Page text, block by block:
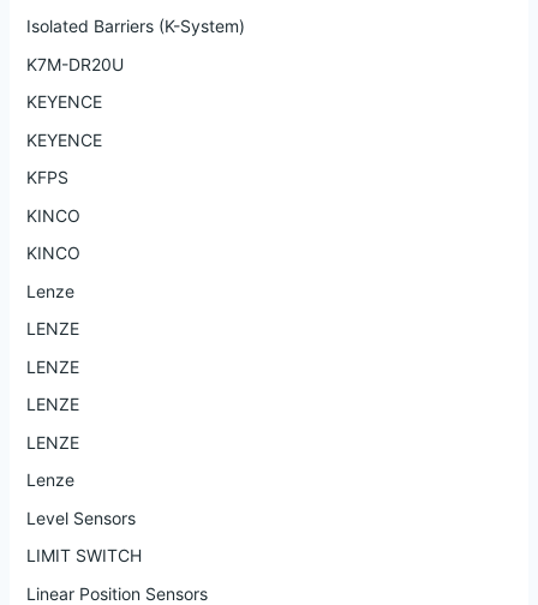
Isolated Barriers (K-System)
K7M-DR20U
KEYENCE
KEYENCE
KFPS
KINCO
KINCO
Lenze
LENZE
LENZE
LENZE
LENZE
Lenze
Level Sensors
LIMIT SWITCH
Linear Position Sensors